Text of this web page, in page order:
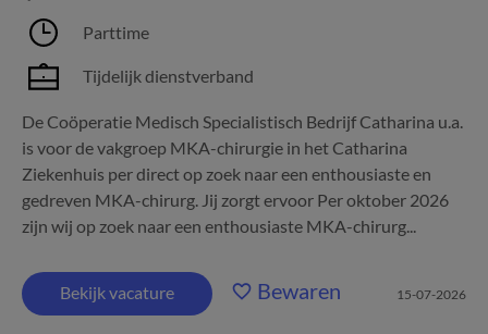
Parttime
Tijdelijk dienstverband
De Coöperatie Medisch Specialistisch Bedrijf Catharina u.a.
is voor de vakgroep MKA-chirurgie in het Catharina
Ziekenhuis per direct op zoek naar een enthousiaste en
gedreven MKA-chirurg. Jij zorgt ervoor Per oktober 2026
zijn wij op zoek naar een enthousiaste MKA-chirurg...
Bekijk vacature Bewaren 15-07-2026